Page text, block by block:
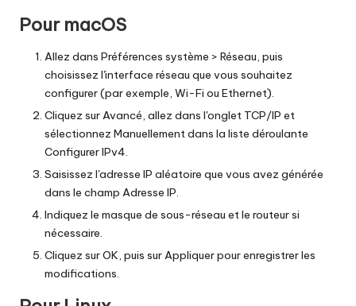
Pour macOS
Allez dans Préférences système > Réseau, puis
choisissez l'interface réseau que vous souhaitez
configurer (par exemple, Wi-Fi ou Ethernet).
Cliquez sur Avancé, allez dans l'onglet TCP/IP et
sélectionnez Manuellement dans la liste déroulante
Configurer IPv4.
Saisissez l'adresse IP aléatoire que vous avez générée
dans le champ Adresse IP.
Indiquez le masque de sous-réseau et le routeur si
nécessaire.
Cliquez sur OK, puis sur Appliquer pour enregistrer les
modifications.